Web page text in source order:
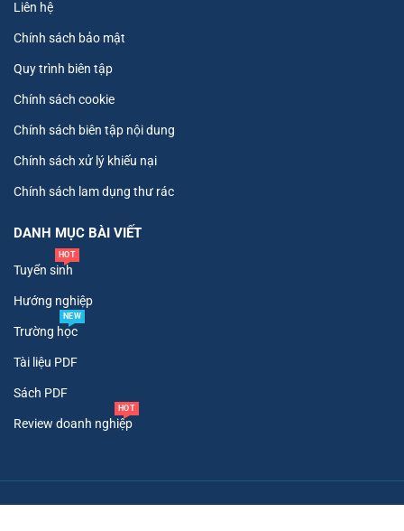
Liên hệ
Chính sách bảo mật
Quy trình biên tập
Chính sách cookie
Chính sách biên tập nội dung
Chính sách xử lý khiếu nại
Chính sách lam dụng thư rác
DANH MỤC BÀI VIẾT
Tuyển sinh
HOT
Hướng nghiệp
Trường học
NEW
Tài liệu PDF
Sách PDF
Review doanh nghiệp
HOT